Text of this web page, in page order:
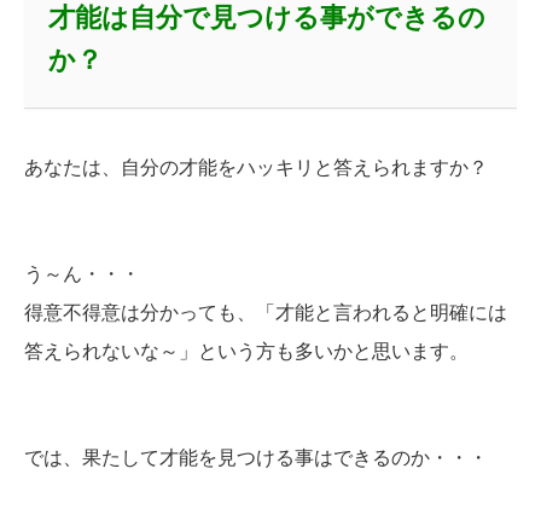
才能は自分で見つける事ができるの
か？
あなたは、自分の才能をハッキリと答えられますか？
う～ん・・・
得意不得意は分かっても、「才能と言われると明確には
答えられないな～」という方も多いかと思います。
では、果たして才能を見つける事はできるのか・・・